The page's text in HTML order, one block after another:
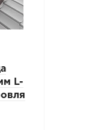
L-